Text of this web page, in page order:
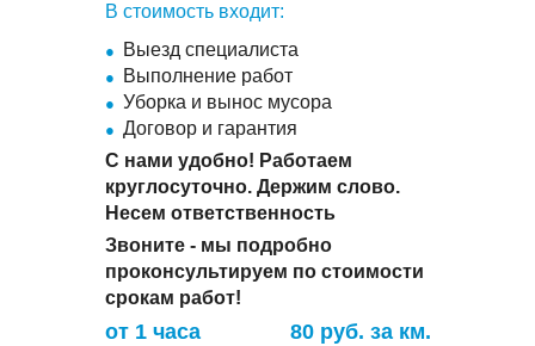
В стоимость входит:
Выезд специалиста
Выполнение работ
Уборка и вынос мусора
Договор и гарантия
С нами удобно! Работаем
круглосуточно. Держим слово.
Несем ответственность
Звоните - мы подробно
проконсультируем по стоимости
срокам работ!
от 1 часа 80 руб. за км.